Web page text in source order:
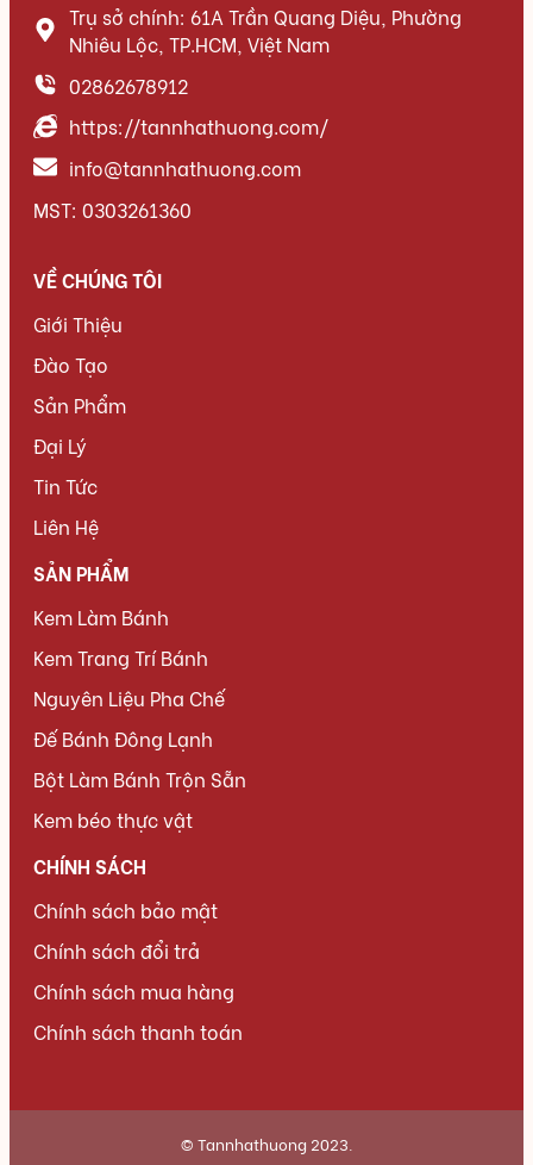
Trụ sở chính: 61A Trần Quang Diệu, Phường
Nhiêu Lộc, TP.HCM, Việt Nam
02862678912
https://tannhathuong.com/
info@tannhathuong.com
MST: 0303261360
VỀ CHÚNG TÔI
Giới Thiệu
Đào Tạo
Sản Phẩm
Đại Lý
Tin Tức
Liên Hệ
SẢN PHẨM
Kem Làm Bánh
Kem Trang Trí Bánh
Nguyên Liệu Pha Chế
Đế Bánh Đông Lạnh
Bột Làm Bánh Trộn Sẵn
Kem béo thực vật
CHÍNH SÁCH
Chính sách bảo mật
Chính sách đổi trả
Chính sách mua hàng
Chính sách thanh toán
© Tannhathuong 2023.